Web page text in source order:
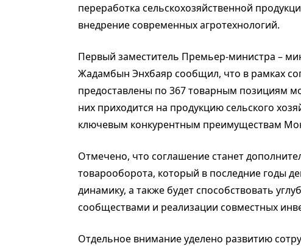
переработка сельскохозяйственной
внедрение современных агротехнологий.
Первый заместитель Премьер-министра –
Жадамбын Энхбаяр сообщил, что в рамках
предоставлены по 367 товарным позициям
них приходится на продукцию сельского
ключевым конкурентным преимуществам
Отмечено, что соглашение станет
товарооборота, который в последние годы
динамику, а также будет способствовать
сообществами и реализации совместных
Отдельное внимание уделено развитию